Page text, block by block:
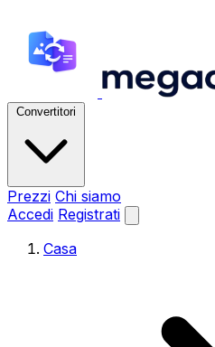
Convertitori
Prezzi Chi siamo
Accedi Registrati
Casa